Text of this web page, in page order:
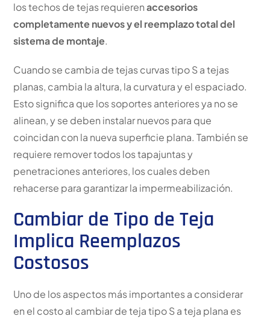
los techos de tejas requierenaccesorios
completamente nuevos y el reemplazo total del
sistema de montaje.
Cuando se cambia de tejas curvas tipo S a tejas
planas, cambia la altura, la curvatura y el espaciado.
Esto significa que los soportes anteriores ya no se
alinean, y se deben instalar nuevos para que
coincidan con la nueva superficie plana. También se
requiere remover todos los tapajuntas y
penetraciones anteriores, los cuales deben
rehacerse para garantizar la impermeabilización.
Cambiar de Tipo de Teja
Implica Reemplazos
Costosos
Uno de los aspectos más importantes a considerar
en el costo al cambiar de teja tipo S a teja plana es